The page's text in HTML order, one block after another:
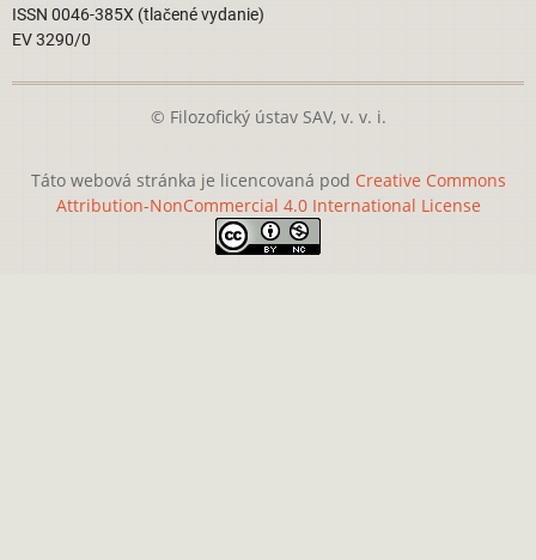
ISSN 0046-385X (tlačené vydanie)
EV 3290/0
© Filozofický ústav SAV, v. v. i.
Táto webová stránka je licencovaná pod Creative Commons
Attribution-NonCommercial 4.0 International License